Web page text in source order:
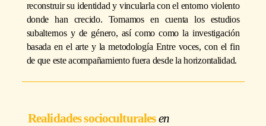
reconstruir su identidad y vincularla con el entorno violento
donde han crecido. Tomamos en cuenta los estudios
subalternos y de género, así como como la investigación
basada en el arte y la metodología Entre voces, con el fin
de que este acompañamiento fuera desde la horizontalidad.
Realidades socioculturales